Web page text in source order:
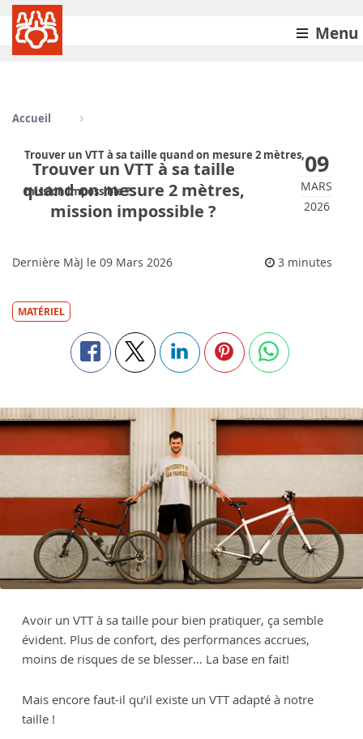
Menu
Accueil
Trouver un VTT à sa taille quand on mesure 2 mètres,
mission impossible ?
09
MARS
2026
Trouver un VTT à sa taille
quand on mesure 2 mètres,
mission impossible ?
3 minutes
Dernière MàJ le09 Mars 2026
MATÉRIEL
Avoir un VTT à sa taille pour bien pratiquer, ça semble
évident. Plus de confort, des performances accrues,
moins de risques de se blesser… La base en fait!
Mais encore faut-il qu’il existe un VTT adapté à notre
taille !